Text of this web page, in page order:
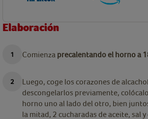
Elaboración
Comienza precalentando el horno a
Luego, coge los corazones de
descongelarlos previamente,
horno uno al lado del otro, bien
la mitad, 2 cucharadas de aceite, sal